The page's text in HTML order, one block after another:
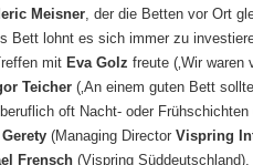
Meisner, der die Betten vor Ort
Bett lohnt es sich immer zu
mit Eva Golz freute (‚Wir waren
Teicher(‚An einem guten Bett
oft Nacht- oder
(Managing Director Vispring
Frensch(Vispring Süddeutschland),